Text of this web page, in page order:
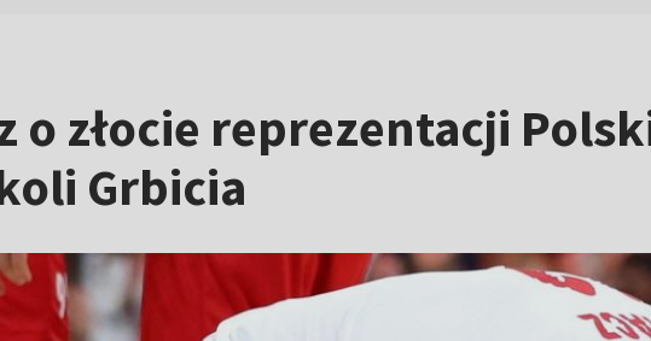
o złocie reprezentacji
Grbicia